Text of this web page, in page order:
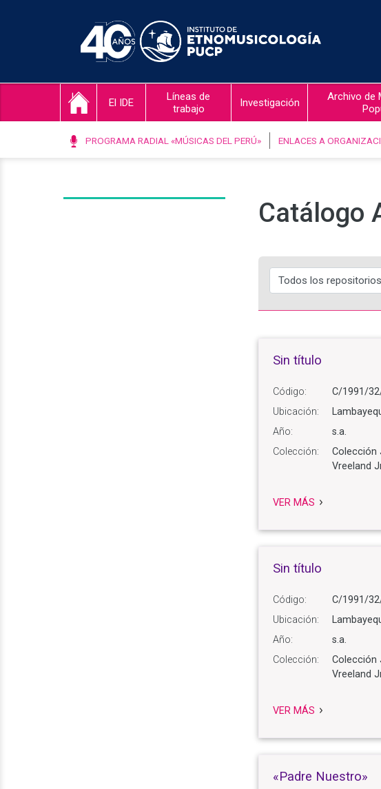
El IDE
Líneas de
trabajo
Investigación
Archivo de
PROGRAMA RADIAL «MÚSICAS DEL PERÚ» ENLACES A
Catálogo
Sin título
Código:
C/1991/
Ubicación:
Año:
s.a.
Colección:
Colección
Vreeland
VER MÁS
Sin título
Código:
C/1991/
Ubicación:
Año:
s.a.
Colección:
Colección
Vreeland
VER MÁS
«Padre Nuestro»